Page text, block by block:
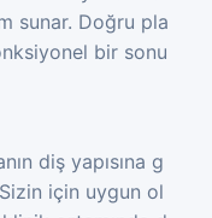
sunar. Doğru pla
bir sonu
diş yapısına g
için uygun ol